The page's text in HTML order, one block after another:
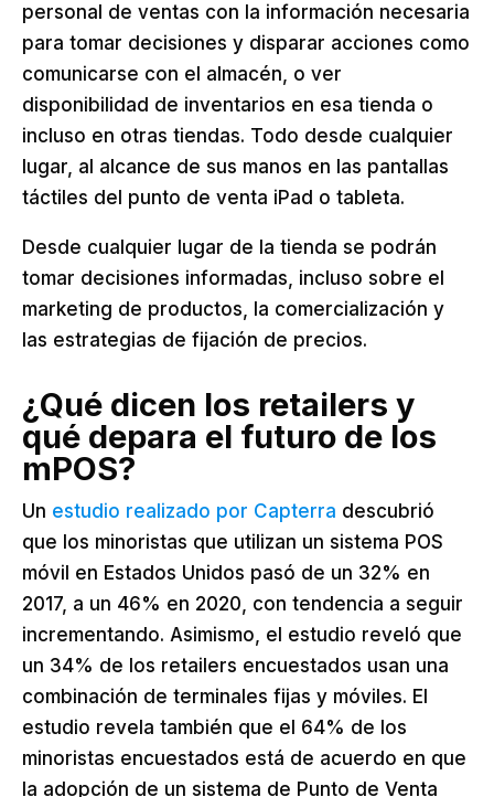
personal de ventas con la información necesaria
para tomar decisiones y disparar acciones como
comunicarse con el almacén, o ver
disponibilidad de inventarios en esa tienda o
incluso en otras tiendas. Todo desde cualquier
lugar, al alcance de sus manos en las pantallas
táctiles del punto de venta iPad o tableta.
Desde cualquier lugar de la tienda se podrán
tomar decisiones informadas, incluso sobre el
marketing de productos, la comercialización y
las estrategias de fijación de precios.
¿Qué dicen los retailers y
qué depara el futuro de los
mPOS?
Un estudio realizado por Capterra descubrió
que los minoristas que utilizan un sistema POS
móvil en Estados Unidos pasó de un 32% en
2017, a un 46% en 2020, con tendencia a seguir
incrementando. Asimismo, el estudio reveló que
un 34% de los retailers encuestados usan una
combinación de terminales fijas y móviles. El
estudio revela también que el 64% de los
minoristas encuestados está de acuerdo en que
la adopción de un sistema de Punto de Venta